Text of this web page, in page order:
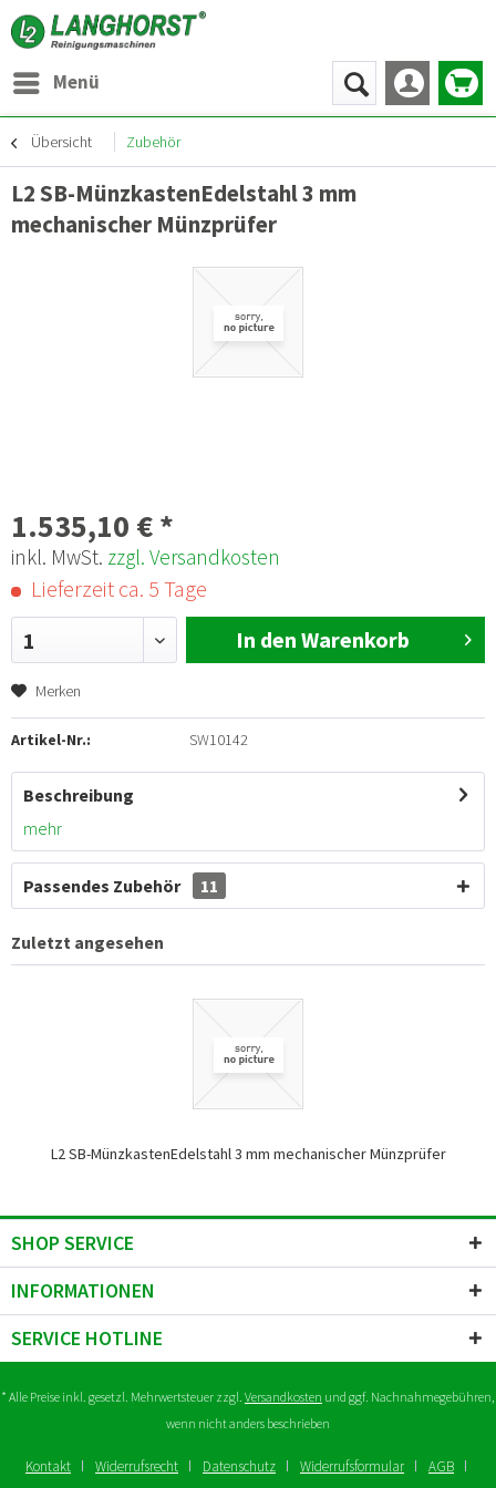
Menü
Übersicht Zubehör
L2 SB-MünzkastenEdelstahl 3 mm
mechanischer Münzprüfer
1.535,10 € *
inkl. MwSt. zzgl. Versandkosten
Lieferzeit ca. 5 Tage
1 In den Warenkorb
Merken
Artikel-Nr.: SW10142
Beschreibung
mehr
Passendes Zubehör 11
Zuletzt angesehen
L2 SB-MünzkastenEdelstahl 3 mm mechanischer Münzprüfer
SHOP SERVICE
INFORMATIONEN
SERVICE HOTLINE
* Alle Preise inkl. gesetzl. Mehrwertsteuer zzgl. Versandkosten und ggf. Nachnahmegebühren,
wenn nicht anders beschrieben
Kontakt Widerrufsrecht Datenschutz Widerrufsformular AGB